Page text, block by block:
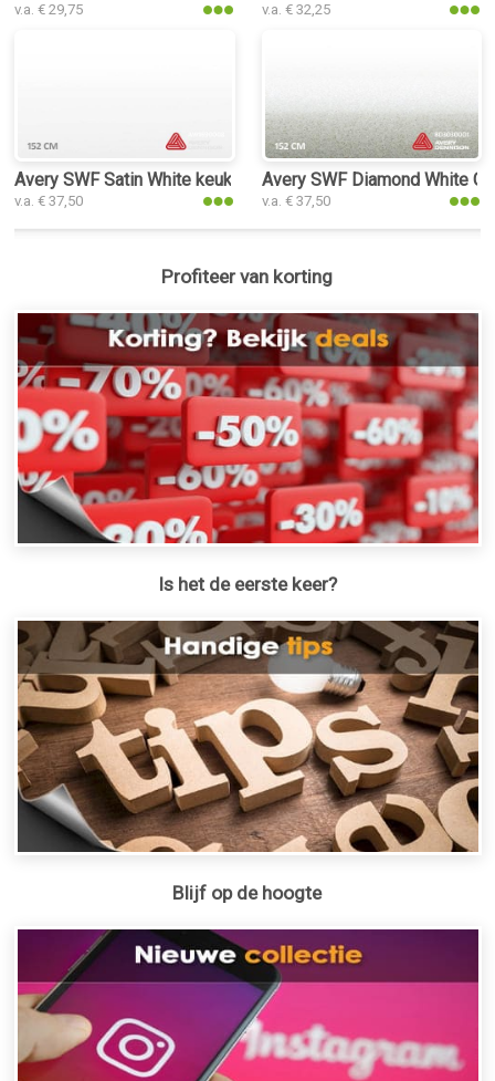
v.a. € 29,75 v.a. € 32,25
Avery SWF Satin White keukenfolie
v.a. € 37,50
Avery SWF Diamond White
v.a. € 37,50
Profiteer van korting
Is het de eerste keer?
Blijf op de hoogte